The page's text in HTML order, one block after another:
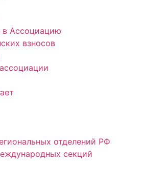
в Ассоциацию
взносов
отделений РФ
секций